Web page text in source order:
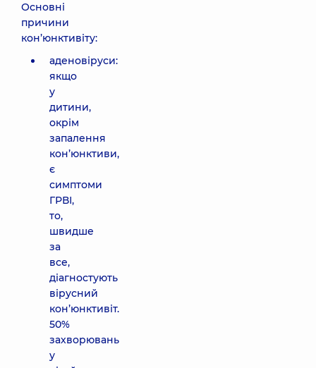
Основні
причини
кон’юнктивіту:
аденовіруси:
якщо
у
дитини,
окрім
запалення
кон’юнктиви,
є
симптоми
ГРВІ,
то,
швидше
за
все,
діагностують
вірусний
кон’юнктивіт.
50%
захворювань
у